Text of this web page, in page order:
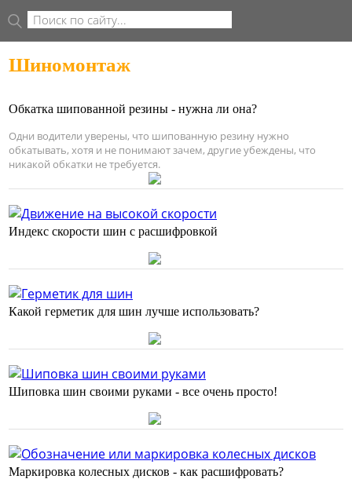
ФОРМА ПОИСКА
Поиск
Шиномонтаж
Обкатка шипованной резины - нужна ли она?
Одни водители уверены, что шипованную резину нужно
обкатывать, хотя и не понимают зачем, другие убеждены, что
никакой обкатки не требуется.
Индекс скорости шин с расшифровкой
Какой герметик для шин лучше использовать?
Шиповка шин своими руками - все очень просто!
Маркировка колесных дисков - как расшифровать?